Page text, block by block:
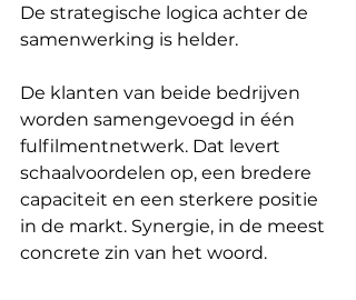
De strategische logica achter de
samenwerking is helder.
De klanten van beide bedrijven
worden samengevoegd in één
fulfilmentnetwerk. Dat levert
schaalvoordelen op, een bredere
capaciteit en een sterkere positie
in de markt. Synergie, in de meest
concrete zin van het woord.